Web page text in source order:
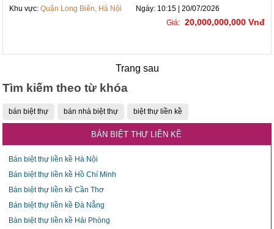
Khu vực:Quận Long Biên, Hà Nội
Ngày: 10:15 | 20/07/2026
Giá: 20,000,000,000 Vnđ
Trang sau
Tìm kiếm theo từ khóa
bán biệt thự bán nhà biệt thự biệt thự liền kề
BÁN BIỆT THỰ LIỀN KỀ
Bán biệt thự liền kề Hà Nội
Bán biệt thự liền kề Hồ Chí Minh
Bán biệt thự liền kề Cần Thơ
Bán biệt thự liền kề Đà Nẵng
Bán biệt thự liền kề Hải Phòng